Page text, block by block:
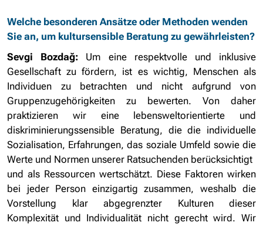
Welche besonderen Ansätze oder Methoden wenden
Sie an, um kultursensible Beratung zu gewährleisten?
Sevgi Bozdağ: Um eine respektvolle und inklusive
Gesellschaft zu fördern, ist es wichtig, Menschen als
Individuen zu betrachten und nicht aufgrund von
Gruppenzugehörigkeiten zu bewerten. Von daher
praktizieren wir eine lebensweltorientierte und
diskriminierungssensible Beratung, die die individuelle
Sozialisation, Erfahrungen, das soziale Umfeld sowie die
Werte und Normen unserer Ratsuchenden berücksichtigt
und als Ressourcen wertschätzt. Diese Faktoren wirken
bei jeder Person einzigartig zusammen, weshalb die
Vorstellung klar abgegrenzter Kulturen dieser
Komplexität und Individualität nicht gerecht wird. Wir